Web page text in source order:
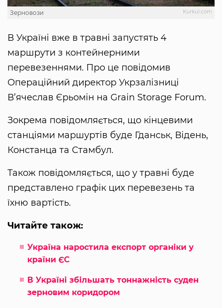
Kurkul.com
Зерновози
В Україні вже в травні запустять 4
маршрути з контейнерними
перевезеннями. Про це повідомив
Операційний директор Укрзалізниці
В’ячеслав Єрьомін на Grain Storage Forum.
Зокрема повідомляється, що кінцевими
станціями маршуртів буде Гданськ, Відень,
Констанца та Стамбул.
Також повідомляється, що у травні буде
представлено графік цих перевезень та
їхню вартість.
Читайте також:
Україна наростила експорт органіки у
країни ЄС
В Україні збільшать тоннажність суден
зерновим коридором